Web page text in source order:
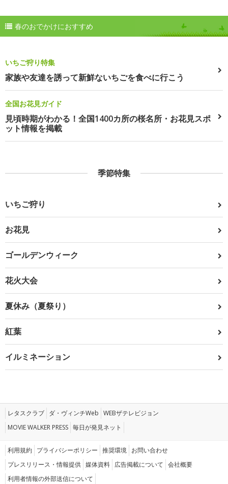
春のおでかけにおすすめ
いちご狩り特集
家族や友達を誘って新鮮ないちごを食べに行こう
全国お花見ガイド
見頃時期がわかる！全国1400カ所の桜名所・お花見スポ
ット情報を掲載
季節特集
いちご狩り
お花見
ゴールデンウィーク
花火大会
夏休み（夏祭り）
紅葉
イルミネーション
レタスクラブ ダ・ヴィンチWeb WEBザテレビジョン
MOVIE WALKER PRESS 毎日が発見ネット
利用規約 プライバシーポリシー 推奨環境 お問い合わせ
プレスリリース・情報提供 媒体資料 広告掲載について 会社概要
利用者情報の外部送信について